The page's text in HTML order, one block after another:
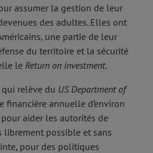
assumer la gestion de leur
des adultes. Elles ont
une partie de leur
du territoire et la sécurité
le Return on investment.
qui relève du US Department of
financière annuelle d’environ
aider les autorités de
librement possible et sans
pour des politiques